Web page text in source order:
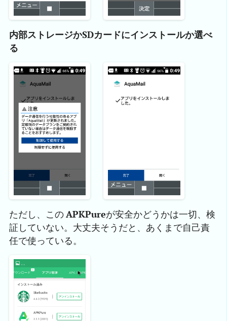
内部ストレージかSDカードにインストールか選べ
る
ただし、このAPKPureが安全かどうかは一切、検
証していない。大丈夫そうだと、あくまで自己責
任で使っている。